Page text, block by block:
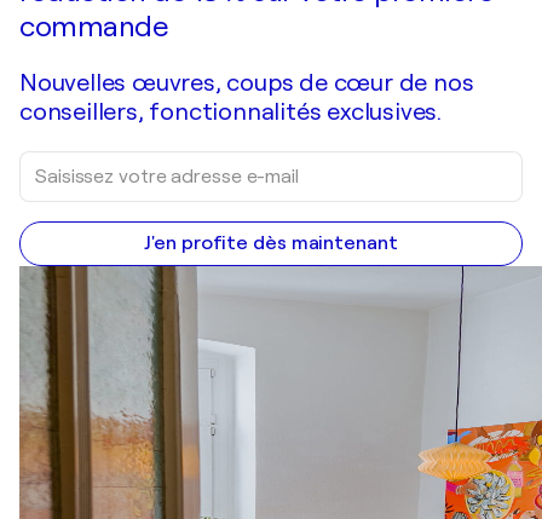
commande
Nouvelles œuvres, coups de cœur de nos
conseillers, fonctionnalités exclusives.
J'en profite dès maintenant